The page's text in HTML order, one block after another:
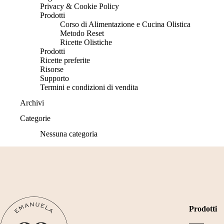
Privacy & Cookie Policy
Prodotti
Corso di Alimentazione e Cucina Olistica
Metodo Reset
Ricette Olistiche
Prodotti
Ricette preferite
Risorse
Supporto
Termini e condizioni di vendita
Archivi
Categorie
Nessuna categoria
Prodotti